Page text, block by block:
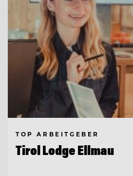
TOP ARBEITGEBER
Tirol Lodge Ellmau